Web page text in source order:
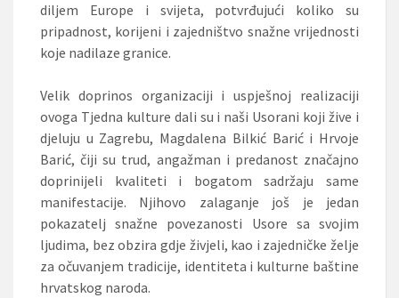
diljem Europe i svijeta, potvrđujući koliko su
pripadnost, korijeni i zajedništvo snažne vrijednosti
koje nadilaze granice.
Velik doprinos organizaciji i uspješnoj realizaciji
ovoga Tjedna kulture dali su i naši Usorani koji žive i
djeluju u Zagrebu, Magdalena Bilkić Barić i Hrvoje
Barić, čiji su trud, angažman i predanost značajno
doprinijeli kvaliteti i bogatom sadržaju same
manifestacije. Njihovo zalaganje još je jedan
pokazatelj snažne povezanosti Usore sa svojim
ljudima, bez obzira gdje živjeli, kao i zajedničke želje
za očuvanjem tradicije, identiteta i kulturne baštine
hrvatskog naroda.